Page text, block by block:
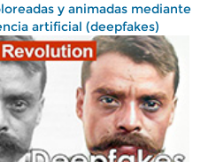
y animadas mediante
artificial (deepfakes)